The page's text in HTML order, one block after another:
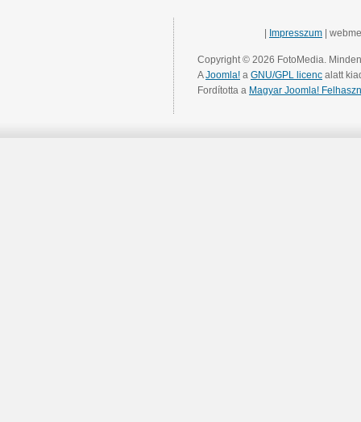
Impresszum |
Copyright © 2026 FotoMedia.
AJoomla! a GNU/GPL licenc alatt
Fordította a Magyar Joomla!